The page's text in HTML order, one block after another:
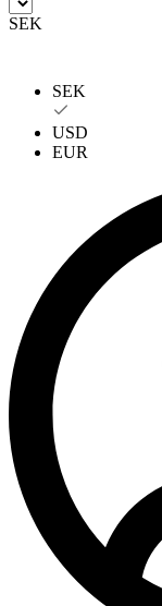
SEK
SEK
USD
EUR